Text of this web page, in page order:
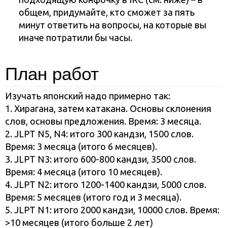
общем, придумайте, кто сможет за пять
минут ответить на вопросы, на которые вы
иначе потратили бы часы.
План работ
Изучать японский надо примерно так:
1. Хирагана, затем катакана. Основы склонения
слов, основы предложения. Время: 3 месяца.
2. JLPT N5, N4: итого 300 кандзи, 1500 слов.
Время: 3 месяца (итого 6 месяцев).
3. JLPT N3: итого 600-800 кандзи, 3500 слов.
Время: 4 месяца (итого 10 месяцев).
4. JLPT N2: итого 1200-1400 кандзи, 5000 слов.
Время: 5 месяцев (итого год и 3 месяца).
5. JLPT N1: итого 2000 кандзи, 10000 слов. Время:
>10 месяцев (итого больше 2 лет)